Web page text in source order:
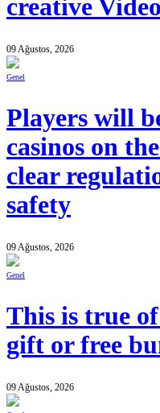
creative
09 Ağustos, 2026
Genel
Players will
casinos on
clear
safety
09 Ağustos, 2026
Genel
This is true
gift or free
09 Ağustos, 2026